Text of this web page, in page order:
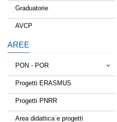
Graduatorie
AVCP
AREE
PON - POR
Tessere la rete
Estate a scuola
Progetti ERASMUS
Progetti PNRR
Area didattica e progetti